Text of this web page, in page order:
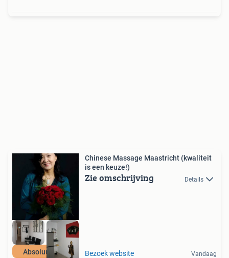
Absoluut TOP
Chinese Massage Maastricht (kwaliteit
is een keuze!)
Zie omschrijving Details
Bezoek website Vandaag